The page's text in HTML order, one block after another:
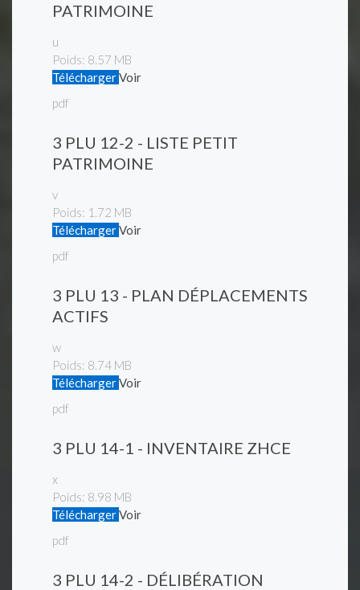
PATRIMOINE
u
Poids: 8.57 MB
TéléchargerVoir
pdf
3 PLU 12-2 - LISTE PETIT
PATRIMOINE
v
Poids: 1.72 MB
TéléchargerVoir
pdf
3 PLU 13 - PLAN DÉPLACEMENTS
ACTIFS
w
Poids: 8.74 MB
TéléchargerVoir
pdf
3 PLU 14-1 - INVENTAIRE ZHCE
x
Poids: 8.98 MB
TéléchargerVoir
pdf
3 PLU 14-2 - DÉLIBÉRATION